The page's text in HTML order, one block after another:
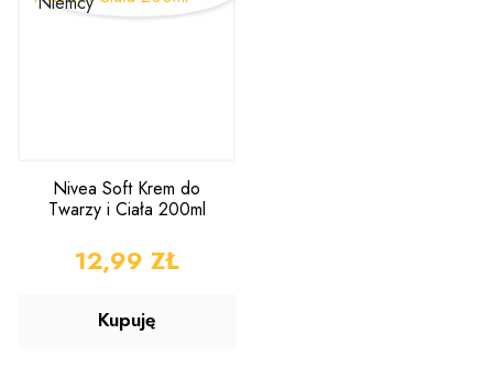
Nivea Soft Krem do
Twarzy i Ciała 200ml
CENA
12,99 ZŁ
Kupuję